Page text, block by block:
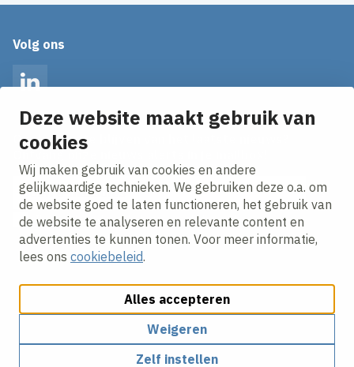
Deze website maakt gebruik van
cookies
Wij maken gebruik van cookies en andere
gelijkwaardige technieken. We gebruiken deze o.a. om
de website goed te laten functioneren, het gebruik van
de website te analyseren en relevante content en
advertenties te kunnen tonen. Voor meer informatie,
lees ons cookiebeleid.
Alles accepteren
Weigeren
Zelf instellen
Volg ons
Op de hoogte blijven van het laatste nieuws?
E-mailadres
Ik ga akkoord met hetprivacy statement.
Cookies aanpassenCookie beleidPrivacy policy